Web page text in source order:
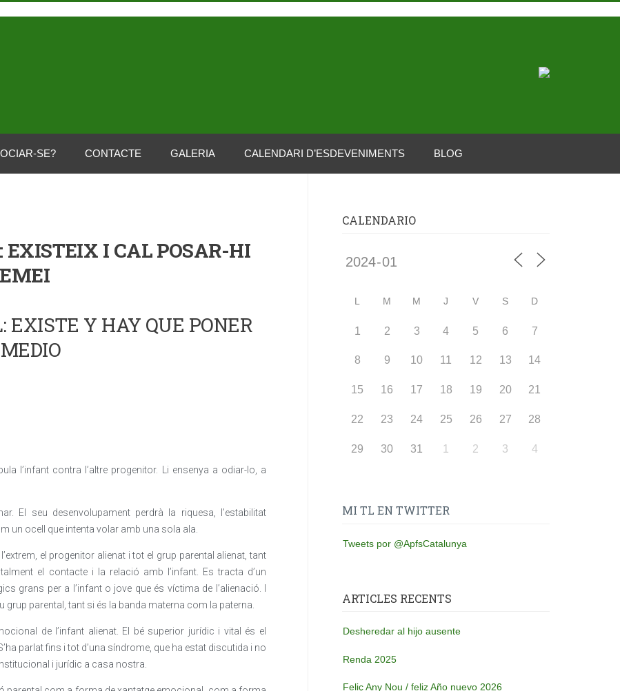
SE? CONTACTE GALERIA CALENDARI D’ESDEVENIMENTS BLOG
I CAL POSAR-HI
Y HAY QUE PONER
l’infant contra l’altre progenitor. Li ensenya a odiar-lo, a
El seu desenvolupament perdrà la riquesa, l’estabilitat
un ocell que intenta volar amb una sola ala.
el progenitor alienat i tot el grup parental alienat, tant
el contacte i la relació amb l’infant. Es tracta d’un
grans per a l’infant o jove que és víctima de l’alienació. I
parental, tant si és la banda materna com la paterna.
de l’infant alienat. El bé superior jurídic i vital és el
parlat fins i tot d’una síndrome, que ha estat discutida i no
i jurídic a casa nostra.
CALENDARIO
L M M J V S D
1 2 3 4 5 6 7
8 9 10 11 12 13 14
15 16 17 18 19 20 21
22 23 24 25 26 27 28
29 30 31 1 2 3 4
MI TL EN TWITTER
Tweets por @ApfsCatalunya
ARTICLES RECENTS
Desheredar al hijo ausente
Renda 2025
Feliç Any Nou / feliz Año nuevo 2026